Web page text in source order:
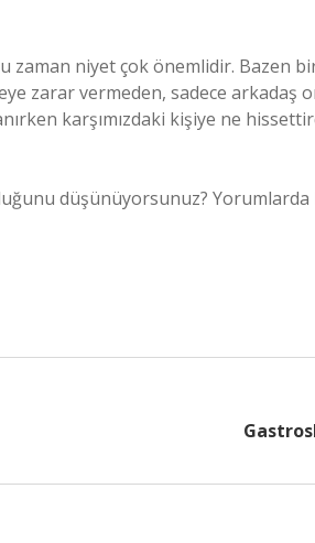
niyet çok önemlidir. Bazen
zarar vermeden, sadece arkadaş
karşımızdaki kişiye ne
düşünüyorsunuz? Yorumlarda